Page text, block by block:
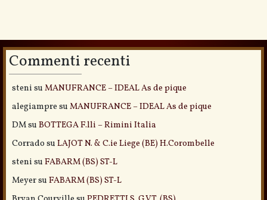
Commenti recenti
steni su MANUFRANCE – IDEAL As de pique
alegiampre su MANUFRANCE – IDEAL As de pique
DMsu BOTTEGA F.lli – Rimini Italia
Corrado su LAJOT N. & C.ie Liege (BE) H.Corombelle
steni su FABARM (BS) ST-L
Meyersu FABARM (BS) ST-L